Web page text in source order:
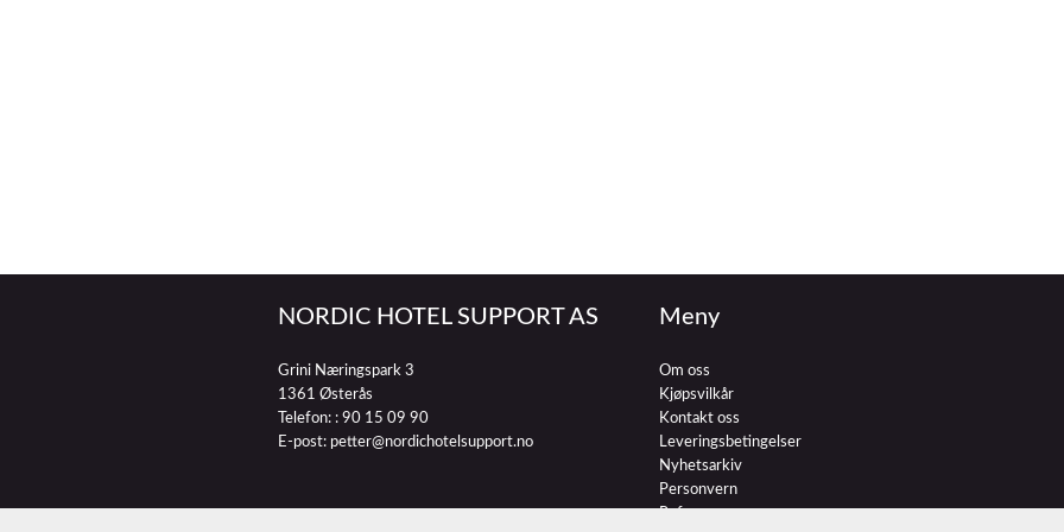
NORDIC HOTEL SUPPORT AS
Grini Næringspark 3
1361 Østerås
Telefon: : 90 15 09 90
E-post: petter@nordichotelsupport.no
Meny
Om oss
Kjøpsvilkår
Kontakt oss
Leveringsbetingelser
Nyhetsarkiv
Personvern
Referenser